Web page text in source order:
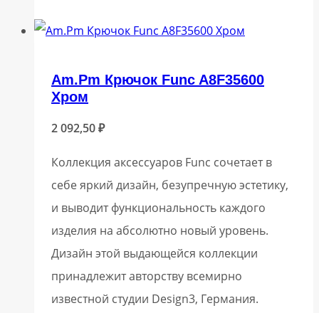
Am.Pm Крючок Func A8F35600
Хром
2 092,50₽
Коллекция аксессуаров Func сочетает в
себе яркий дизайн, безупречную эстетику,
и выводит функциональность каждого
изделия на абсолютно новый уровень.
Дизайн этой выдающейся коллекции
принадлежит авторству всемирно
известной студии Design3, Германия.